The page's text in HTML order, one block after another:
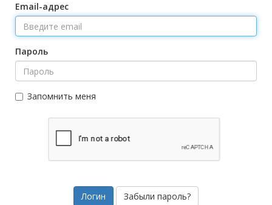
Email-адрес
Пароль
Запомнить меня
Забыли пароль?